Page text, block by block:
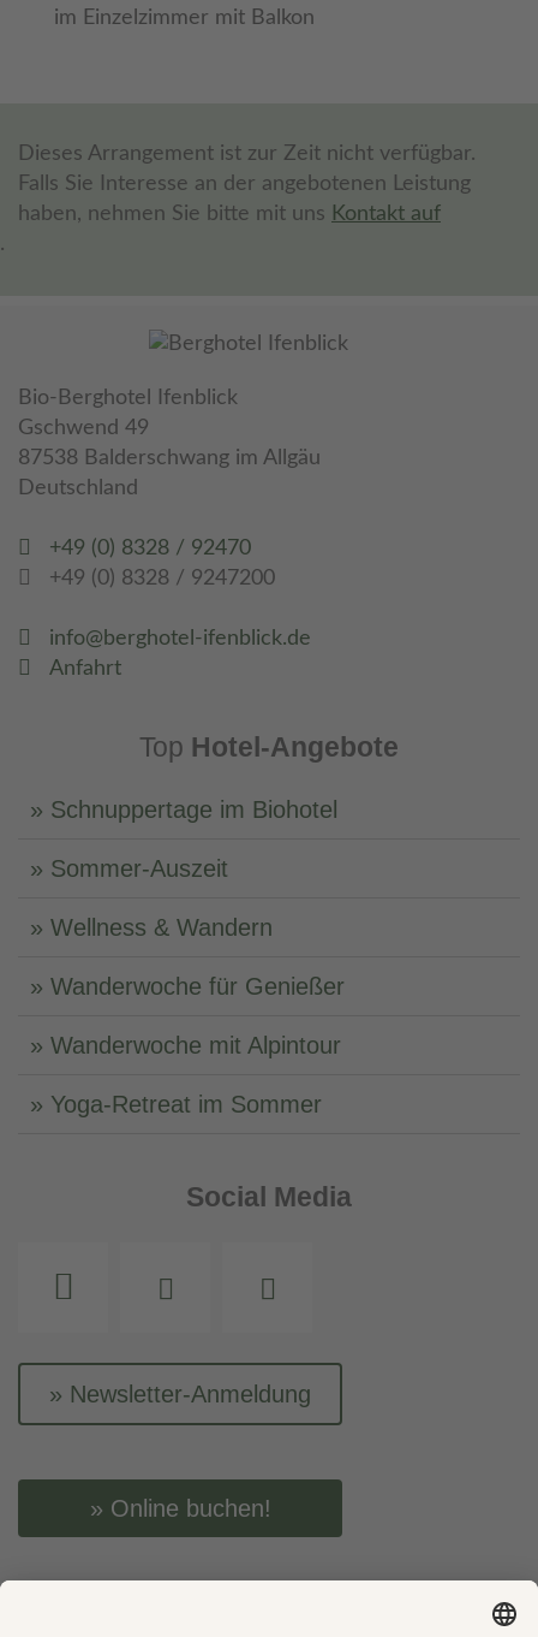
im Einzelzimmer mit Balkon
Dieses Arrangement ist zur Zeit nicht verfügbar.
Falls Sie Interesse an der angebotenen Leistung
haben, nehmen Sie bitte mit uns Kontakt auf
.
Bio-Berghotel Ifenblick
Gschwend 49
87538 Balderschwang im Allgäu
Deutschland
+49 (0) 8328 / 92470
+49 (0) 8328 / 9247200
info@berghotel-ifenblick.de
Anfahrt
Top Hotel-Angebote
Schnuppertage im Biohotel
Sommer-Auszeit
Wellness & Wandern
Wanderwoche für Genießer
Wanderwoche mit Alpintour
Yoga-Retreat im Sommer
Social Media
Newsletter-Anmeldung
Online buchen!